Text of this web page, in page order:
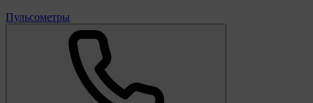
Пульсометры